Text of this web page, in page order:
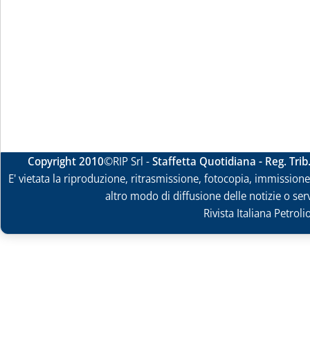
Copyright 2010©RIP Srl -Staffetta Quotidiana - Reg.
E' vietata la riproduzione, ritrasmissione, fotocopia,
altro modo di diffusione delle notizie o
Rivista Italiana